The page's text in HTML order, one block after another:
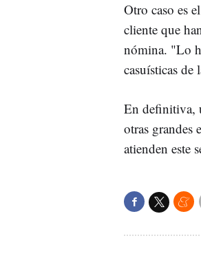
Otro caso es
cliente que
nómina. "Lo
casuísticas
En definitiva,
otras
atienden este